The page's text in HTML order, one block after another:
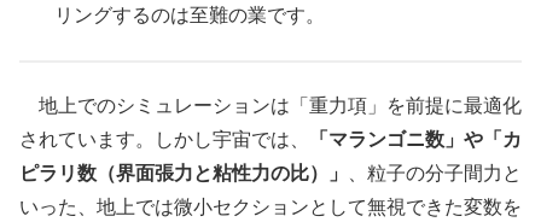
リングするのは至難の業です。
地上でのシミュレーションは「重力項」を前提に最適化
されています。しかし宇宙では、
「マランゴニ数」や「カ
ピラリ数（界面張力と粘性力の比）」
、粒子の分子間力と
いった、地上では微小セクションとして無視できた変数を